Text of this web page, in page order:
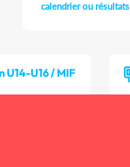
calendrier ou résultats
U14-U16 / MIF